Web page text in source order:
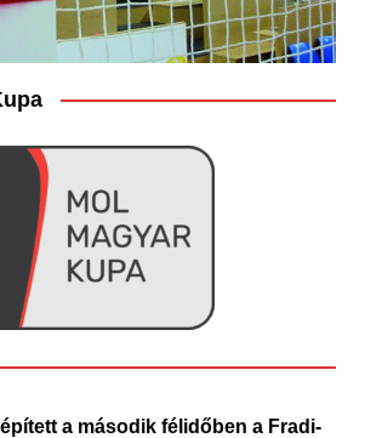
a második félidőben a Fradi-